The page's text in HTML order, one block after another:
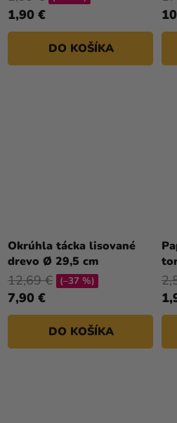
1,90 €
DO KOŠÍKA
Okrúhla tácka lisované
drevo Ø 29,5 cm
7,90 €
12,69 € (–37 %)
DO KOŠÍKA